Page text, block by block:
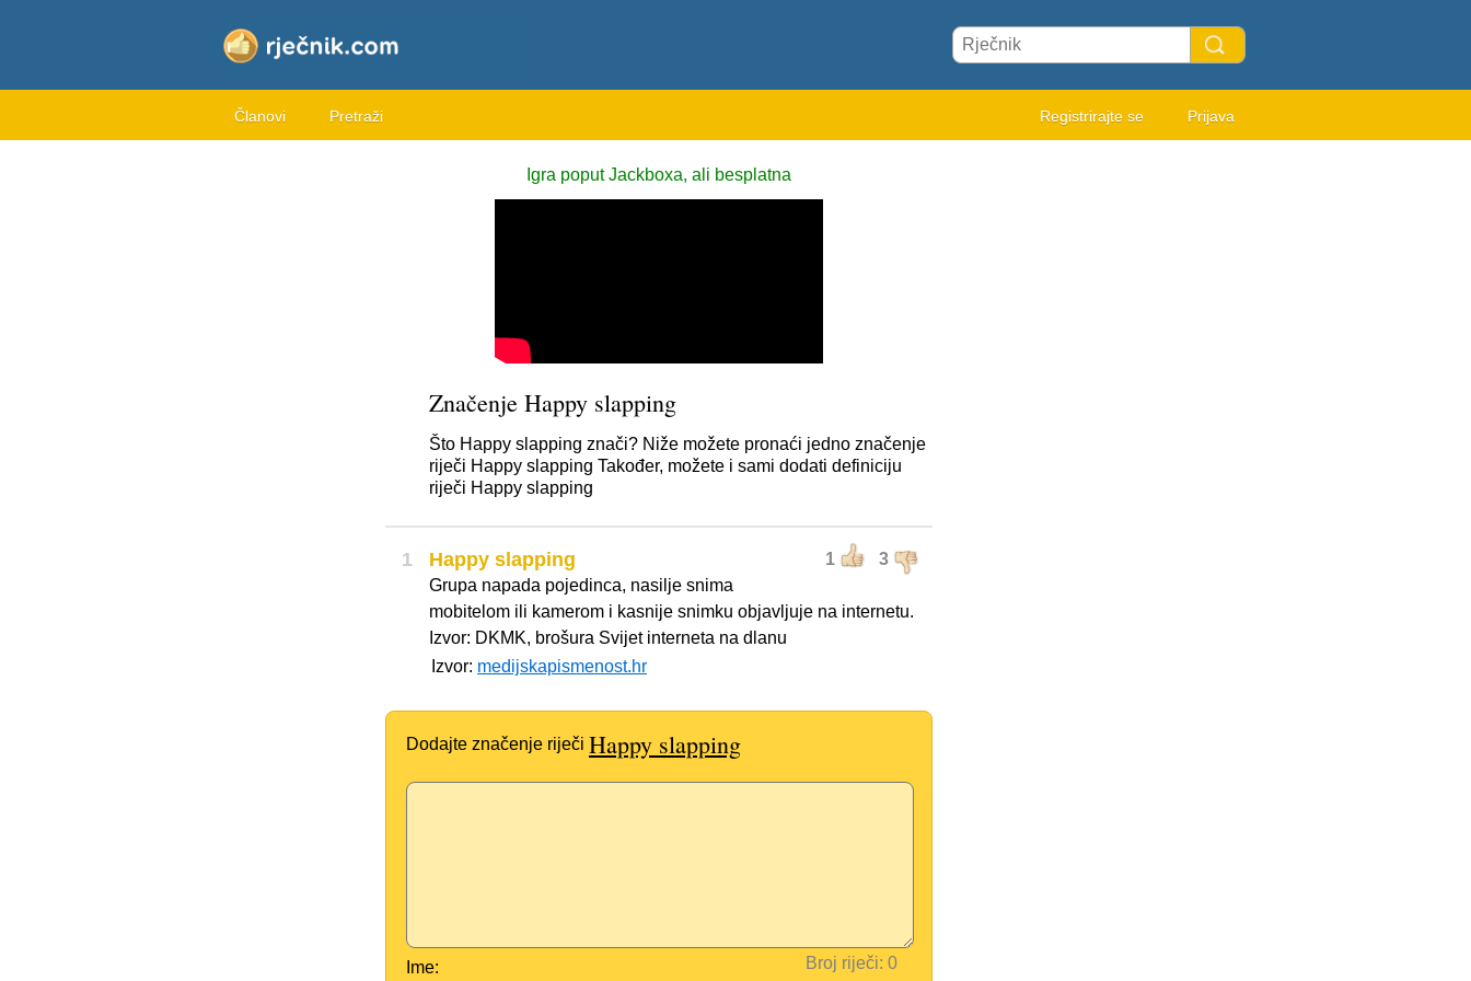
Članovi Pretraži Registrirajte se Prijava
Igra poput Jackboxa, ali besplatna
Značenje Happy slapping
Što Happy slapping znači? Niže možete pronaći jedno značenje
riječi Happy slapping Također, možete i sami dodati definiciju
riječi Happy slapping
1 1 3
Happy slapping
Grupa napada pojedinca, nasilje snima
mobitelom ili kamerom i kasnije snimku objavljuje na internetu.
Izvor: DKMK, brošura Svijet interneta na dlanu
Izvor: medijskapismenost.hr
Dodajte značenje riječi Happy slapping
Broj riječi:
Ime: